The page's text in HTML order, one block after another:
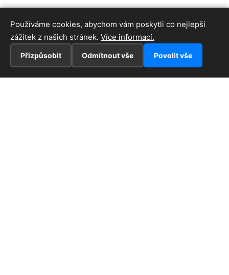
Používáme cookies, abychom vám poskytli co nejlepší
zážitek z našich stránek. Více informací.
Přizpůsobit Odmítnout vše Povolit vše